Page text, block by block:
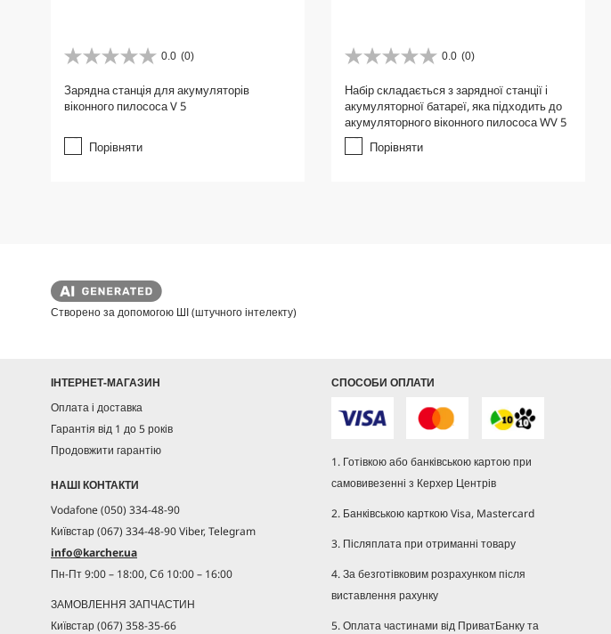
0.0 (0)
0
0
з
і
Зарядна станція для акумуляторів
віконного пилососа V 5
Порівняти
0.0 (0)
0
0
з
5
і
Набір складається з зарядної станції і
акумуляторної батареї, яка підходить до
акумуляторного віконного пилососа WV 5
Порівняти
Створено за допомогою ШІ (штучного інтелекту)
ІНТЕРНЕТ-МАГАЗИН
Оплата і доставка
Гарантія від 1 до 5 років
Продовжити гарантію
НАШІ КОНТАКТИ
Vodafone (050) 334-48-90
Київстар (067) 334-48-90 Viber, Telegram
info@karcher.ua
Пн-Пт 9:00 – 18:00, Сб 10:00 – 16:00
ЗАМОВЛЕННЯ ЗАПЧАСТИН
Київстар (067) 358-35-66
СПОСОБИ ОПЛАТИ
1. Готівкою або банківською картою при
самовивезенні з Керхер Центрів
2. Банківською карткою Visa, Mastercard
3. Післяплата при отриманні товару
4. За безготівковим розрахунком після
виставлення рахунку
5. Оплата частинами від ПриватБанку та